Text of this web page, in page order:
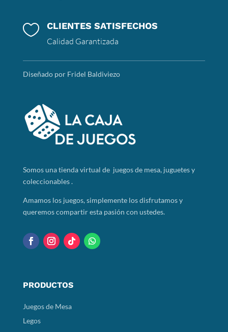
 CLIENTES SATISFECHOS
Calidad Garantizada
Diseñado por Fridel Baldiviezo
Somosuna tienda virtual de juegos de mesa, juguetes y
coleccionables .
Amamos los juegos, simplemente los disfrutamos y
queremos compartir esta pasión con ustedes.
PRODUCTOS
Juegos de Mesa
Legos